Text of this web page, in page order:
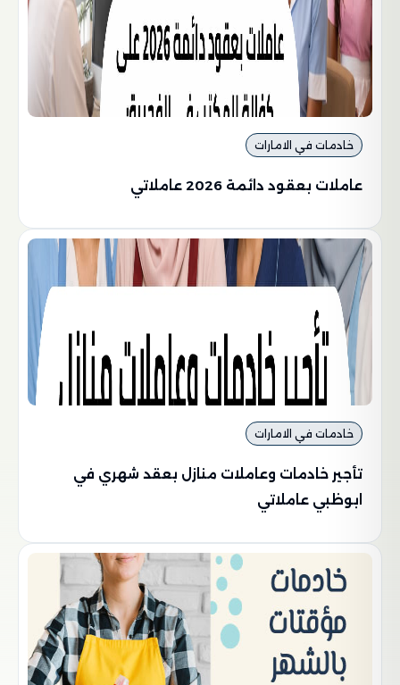
خادمات في الامارات
عاملات بعقود دائمة 2026 عاملاتي
خادمات في الامارات
تأجير خادمات وعاملات منازل بعقد شهري في
ابوظبي عاملاتي